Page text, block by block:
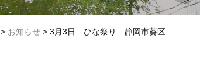
> お知らせ > 3月3日 ひな祭り 静岡市葵区